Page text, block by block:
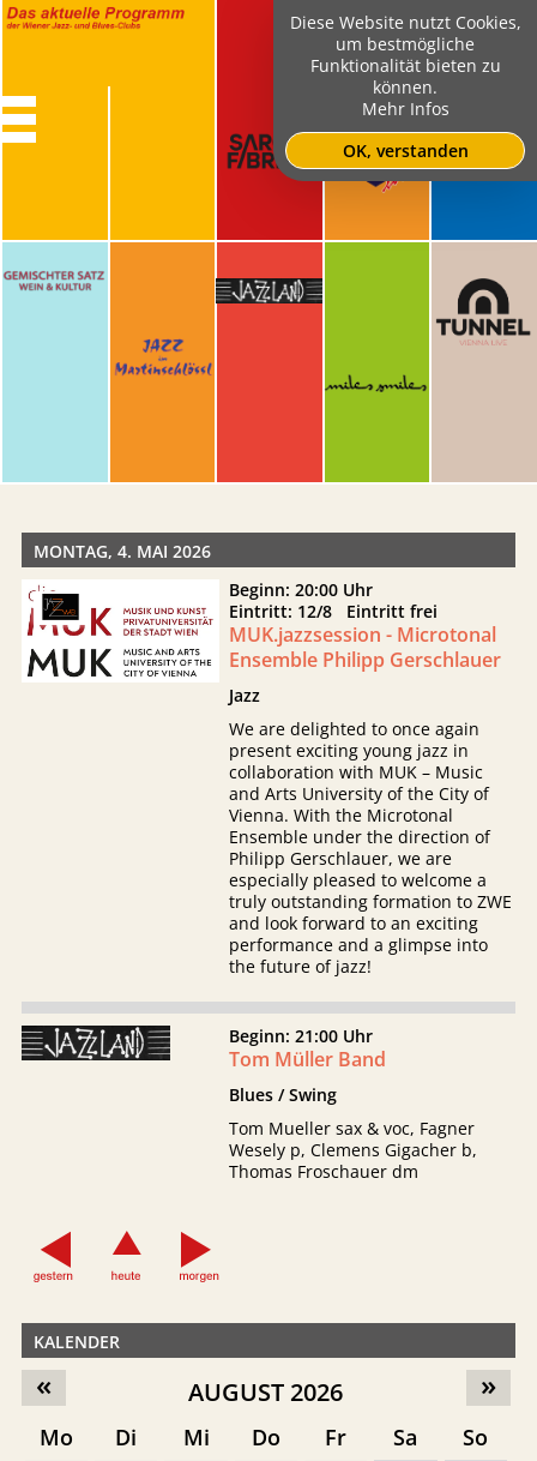
MONTAG, 4. MAI 2026
Beginn: 20:00 Uhr
Eintritt: 12/8 Eintritt frei
MUK.jazzsession - Microtonal
Ensemble Philipp Gerschlauer
Jazz
We are delighted to once again
present exciting young jazz in
collaboration with MUK – Music
and Arts University of the City of
Vienna. With the Microtonal
Ensemble under the direction of
Philipp Gerschlauer, we are
especially pleased to welcome a
truly outstanding formation to ZWE
and look forward to an exciting
performance and a glimpse into
the future of jazz!
Beginn: 21:00 Uhr
Tom Müller Band
Blues / Swing
Tom Mueller sax & voc, Fagner
Wesely p, Clemens Gigacher b,
Thomas Froschauer dm
KALENDER
»
« AUGUST 2026
Mo Di Mi Do Fr Sa
So
Diese Website nutzt Cookies,
um bestmögliche
Funktionalität bieten zu
können.
Mehr Infos
OK, verstanden